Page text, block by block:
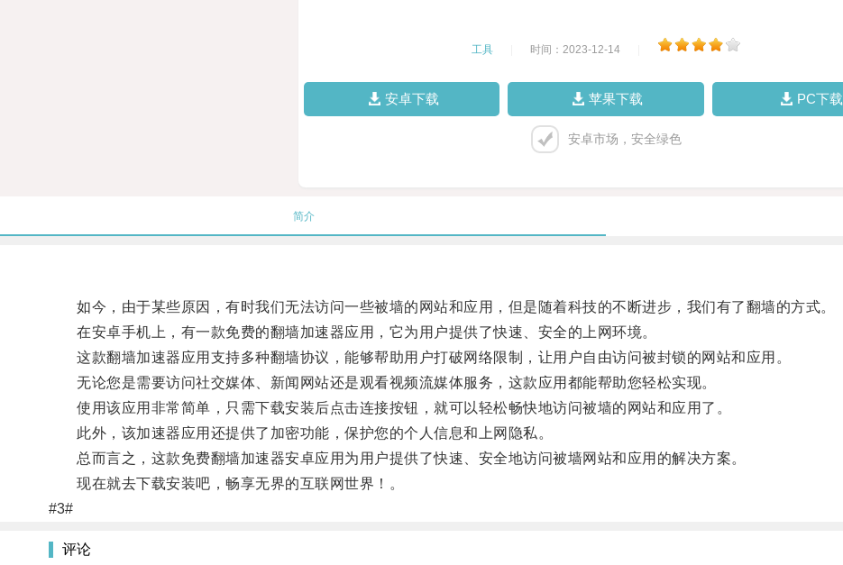
工具 时间：2023-12-14
安卓下载 苹果下载 PC下载
安卓市场，安全绿色
简介
如今，由于某些原因，有时我们无法访问一些被墙的网站和应用，但是随着科技的不断进步，我们有了翻墙的方式。
在安卓手机上，有一款免费的翻墙加速器应用，它为用户提供了快速、安全的上网环境。
这款翻墙加速器应用支持多种翻墙协议，能够帮助用户打破网络限制，让用户自由访问被封锁的网站和应用。
无论您是需要访问社交媒体、新闻网站还是观看视频流媒体服务，这款应用都能帮助您轻松实现。
使用该应用非常简单，只需下载安装后点击连接按钮，就可以轻松畅快地访问被墙的网站和应用了。
此外，该加速器应用还提供了加密功能，保护您的个人信息和上网隐私。
总而言之，这款免费翻墙加速器安卓应用为用户提供了快速、安全地访问被墙网站和应用的解决方案。
现在就去下载安装吧，畅享无界的互联网世界！。
#3#
评论